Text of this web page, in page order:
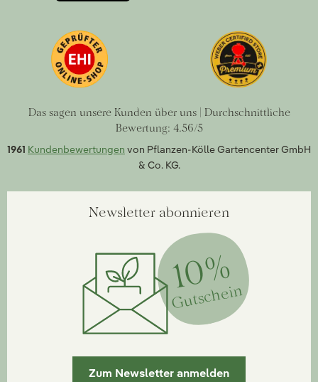
Das sagen unsere Kunden über uns | Durchschnittliche
Bewertung: 4.56/5
1961 Kundenbewertungen von Pflanzen-Kölle Gartencenter GmbH
& Co. KG.
Newsletter abonnieren
10%
Gutschein
Zum Newsletter anmelden